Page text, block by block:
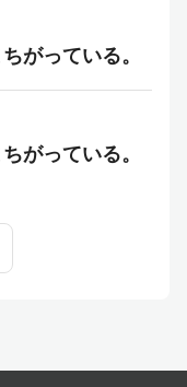
がっている。
がっている。